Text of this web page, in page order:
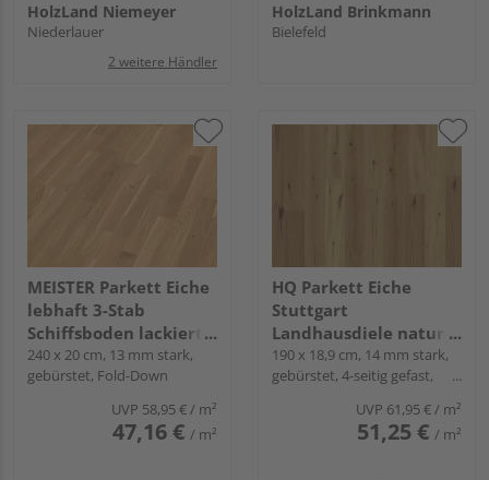
HolzLand Niemeyer
Niederlauer
2 weitere Händler
HolzLand Brinkmann
Bielefeld
MEISTER Parkett Eiche
lebhaft 3-Stab
Schiffsboden lackiert -
MeisterParkett.
longlife PC 200
240 x 20 cm, 13 mm stark,
gebürstet, Fold-Down
UVP 58,95 €/ m²
47,16 € / m²
HQ Parkett Eiche
Stuttgart
Landhausdiele natur-
geölt - Rustikal
190 x 18,9 cm, 14 mm stark,
gebürstet, 4-seitig gefast,
UVP 61,95 €/ m²
51,25 € / m²